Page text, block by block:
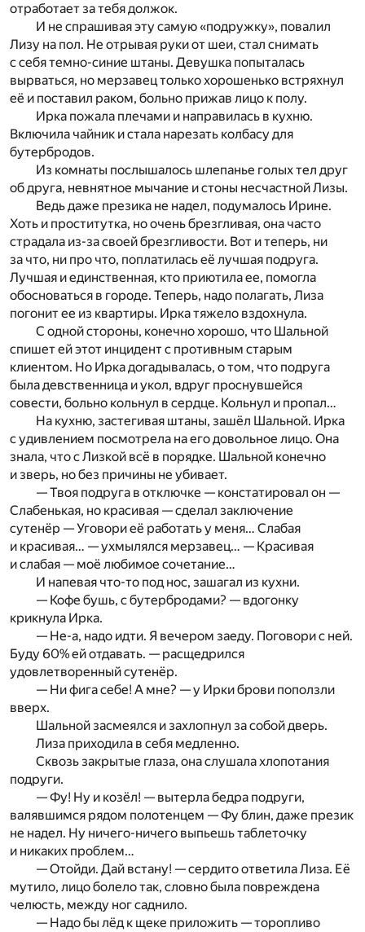
отработает за тебя должок.
И не спрашивая эту самую «подружку», повалил
Лизу на пол. Не отрывая руки от шеи, стал снимать
с себя темно-синие штаны. Девушка попыталась
вырваться, но мерзавец только хорошенько встряхнул
её и поставил раком, больно прижав лицо к полу.
Ирка пожала плечами и направилась в кухню.
Включила чайник и стала нарезать колбасу для
бутербродов.
Из комнаты послышалось шлепанье голых тел друг
об друга, невнятное мычание и стоны несчастной Лизы.
Ведь даже презика не надел, подумалось Ирине.
Хоть и проститутка, но очень брезгливая, она часто
страдала из-за своей брезгливости. Вот и теперь, ни
за что, ни про что, поплатилась её лучшая подруга.
Лучшая и единственная, кто приютила ее, помогла
обосноваться в городе. Теперь, надо полагать, Лиза
погонит ее из квартиры. Ирка тяжело вздохнула.
С одной стороны, конечно хорошо, что Шальной
спишет ей этот инцидент с противным старым
клиентом. Но Ирка догадывалась, о том, что подруга
была девственница и укол, вдруг проснувшейся
совести, больно кольнул в сердце. Кольнул и пропал…
На кухню, застегивая штаны, зашёл Шальной. Ирка
с удивлением посмотрела на его довольное лицо. Она
знала, что с Лизкой всё в порядке. Шальной конечно
и зверь, но без причины не убивает.
— Твоя подруга в отключке — констатировал он —
Слабенькая, но красивая — сделал заключение
сутенёр — Уговори её работать у меня… Слабая
и красивая… — ухмылялся мерзавец… — Красивая
и слабая — моё любимое сочетание…
И напевая что-то под нос, зашагал из кухни.
— Кофе бушь, с бутербродами? — вдогонку
крикнула Ирка.
— Не-а, надо идти. Я вечером заеду. Поговори с ней.
Буду 60% ей отдавать. — расщедрился
удовлетворенный сутенёр.
— Ни фига себе! А мне? — у Ирки брови поползли
вверх.
Шальной засмеялся и захлопнул за собой дверь.
Лиза приходила в себя медленно.
Сквозь закрытые глаза, она слушала хлопотания
подруги.
— Фу! Ну и козёл! — вытерла бедра подруги,
валявшимся рядом полотенцем — Фу блин, даже презик
не надел. Ну ничего-ничего выпьешь таблеточку
и никаких проблем…
— Отойди. Дай встану! — сердито ответила Лиза. Её
мутило, лицо болело так, словно была повреждена
челюсть, между ног саднило.
— Надо бы лёд к щеке приложить — торопливо